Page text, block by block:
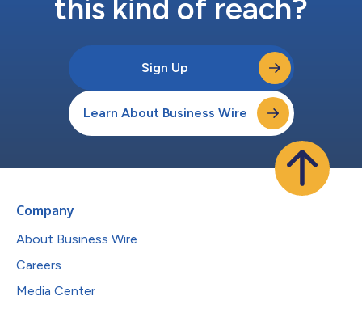
this kind of reach?
Sign Up
Learn About Business Wire
Company
About Business Wire
Careers
Media Center